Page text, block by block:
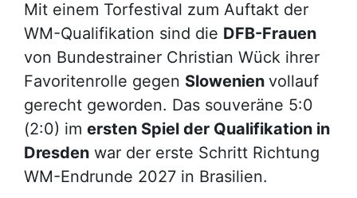
Mit einem Torfestival zum Auftakt der
WM-Qualifikation sind die DFB-Frauen
von Bundestrainer Christian Wück ihrer
Favoritenrolle gegen Slowenien vollauf
gerecht geworden. Das souveräne 5:0
(2:0) im ersten Spiel der Qualifikation in
Dresden war der erste Schritt Richtung
WM-Endrunde 2027 in Brasilien.